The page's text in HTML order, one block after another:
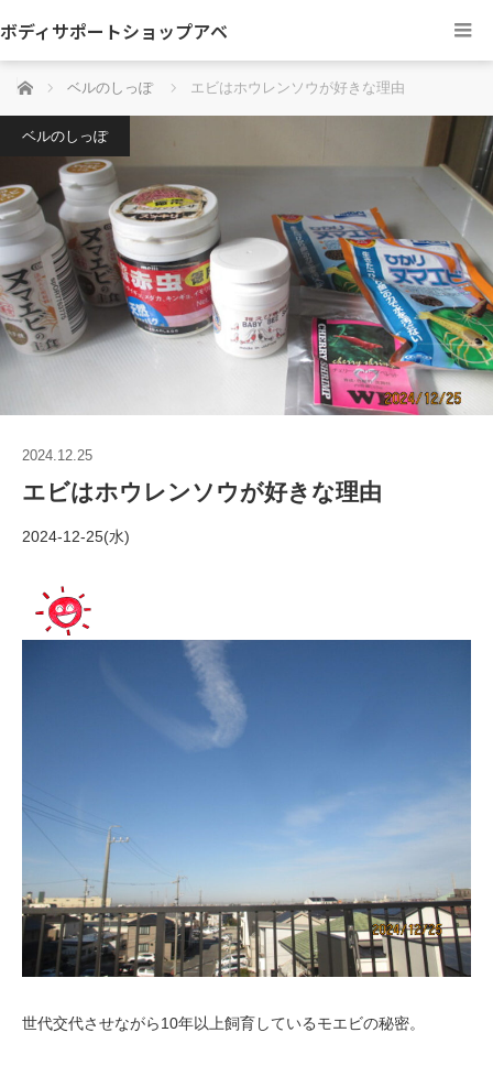
ボディサポートショップアベ
ホーム ベルのしっぽ エビはホウレンソウが好きな理由
ベルのしっぽ
2024.12.25
エビはホウレンソウが好きな理由
2024-12-25(水)
世代交代させながら10年以上飼育しているモエビの秘密。